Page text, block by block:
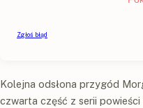
Kolejna odsłona przygód
czwarta część z serii